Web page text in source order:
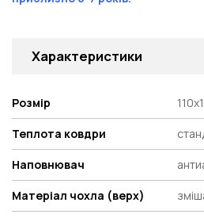
Характеристики
Розмір
Теплота ковдри
Наповнювач
Матеріал чохла (верх)